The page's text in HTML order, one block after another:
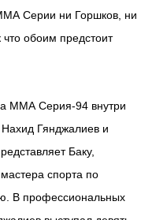
Серии ни Горшков, ни
обоим предстоит
ММА Серия-94 внутри
Нахид Гянджалиев и
Баку,
спорта по
В профессиональных